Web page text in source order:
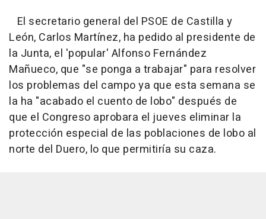
El secretario general del PSOE de Castilla y
León, Carlos Martínez, ha pedido al presidente de
la Junta, el 'popular' Alfonso Fernández
Mañueco, que "se ponga a trabajar" para resolver
los problemas del campo ya que esta semana se
la ha "acabado el cuento de lobo" después de
que el Congreso aprobara el jueves eliminar la
protección especial de las poblaciones de lobo al
norte del Duero, lo que permitiría su caza.